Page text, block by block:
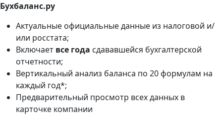
Бухбаланс.ру
Актуальные официальные данные из налоговой и/
или росстата;
Включает все года сдававшейся бухгалтерской
отчетности;
Вертикальный анализ баланса по 20 формулам на
каждый год*;
Предварительный просмотр всех данных в
карточке компании